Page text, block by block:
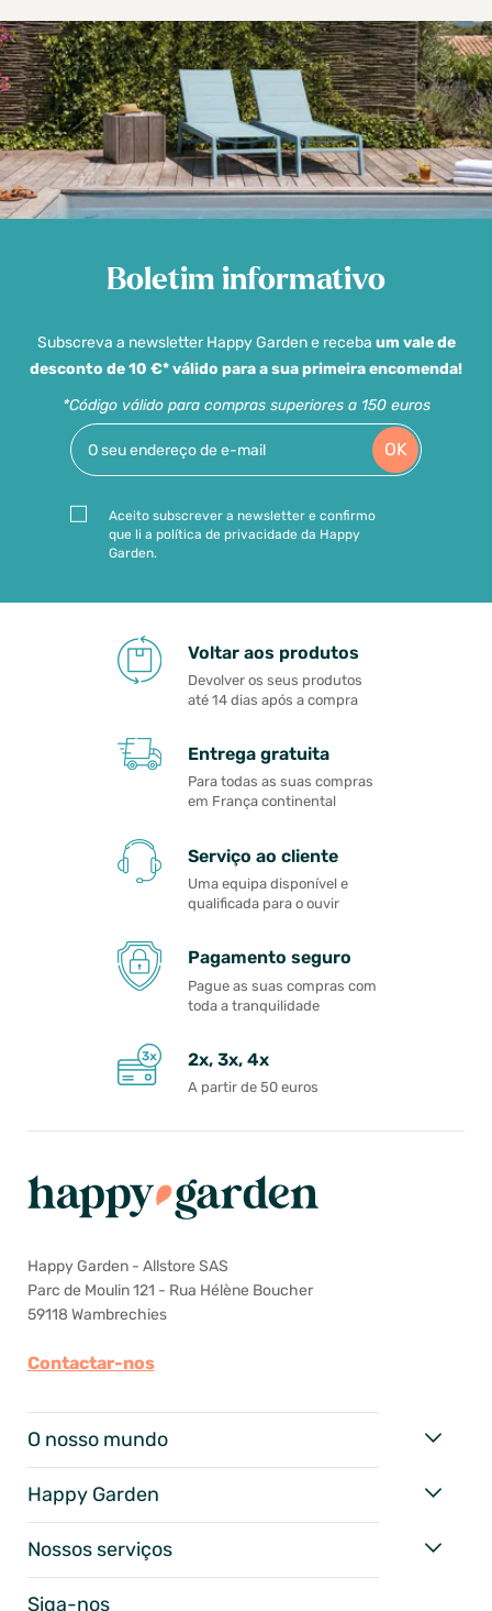
Boletim informativo
Subscreva a newsletter Happy Garden e receba um vale de
desconto de 10 €* válido para a sua primeira encomenda!
*Código válido para compras superiores a 150 euros
OK
Aceito subscrever a newsletter e confirmo
que li a política de privacidade da Happy
Garden.
Voltar aos produtos
Devolver os seus produtos
até 14 dias após a compra
Entrega gratuita
Para todas as suas compras
em França continental
Serviço ao cliente
Uma equipa disponível e
qualificada para o ouvir
Pagamento seguro
Pague as suas compras com
toda a tranquilidade
2x, 3x, 4x
A partir de 50 euros
Happy Garden - Allstore SAS
Parc de Moulin 121 - Rua Hélène Boucher
59118 Wambrechies
Contactar-nos
O nosso mundo
Happy Garden
Nossos serviços
Siga-nos